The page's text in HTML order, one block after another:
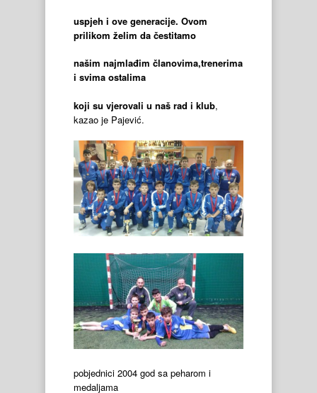
uspjeh i ove generacije. Ovom
prilikom želim da čestitamo
našim najmlađim članovima,trenerima
i svima ostalima
koji su vjerovali u naš rad i klub,
kazao je Pajević.
pobjednici 2004 god sa peharom i
medaljama